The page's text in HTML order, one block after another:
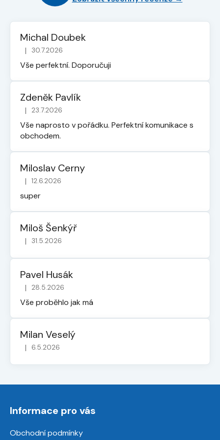
Michal Doubek
Hodnocení obchodu je 5 z 5 hvězdiček.
| 30.7.2026
Vše perfektní. Doporučuji
Zdeněk Pavlík
Hodnocení obchodu je 5 z 5 hvězdiček.
| 23.7.2026
Vše naprosto v pořádku. Perfektní komunikace s
obchodem.
Miloslav Cerny
Hodnocení obchodu je 5 z 5 hvězdiček.
| 12.6.2026
super
Miloš Šenkýř
Hodnocení obchodu je 5 z 5 hvězdiček.
| 31.5.2026
Pavel Husák
Hodnocení obchodu je 5 z 5 hvězdiček.
| 28.5.2026
Vše proběhlo jak má
Milan Veselý
Hodnocení obchodu je 5 z 5 hvězdiček.
| 6.5.2026
Informace pro vás
Obchodní podmínky